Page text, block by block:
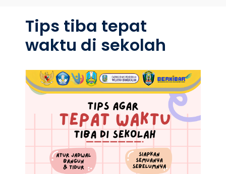
Tips tiba tepat
waktu di sekolah